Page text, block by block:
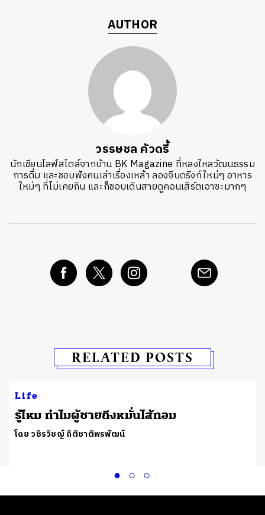
AUTHOR
วรรษชล คัวดรี้
นักเขียนไลฟ์สไตล์จากบ้าน BK Magazine ที่หลงใหลวัฒนธรรม
การดื่ม และชอบฟังคนเล่าเรื่องเหล้า ลองจิบดริงก์ใหม่ๆ อาหาร
ใหม่ๆ ที่ไม่เคยกิน และก็ชอบเดินสายดูคอนเสิร์ตเอาซะมากๆ
RELATED POSTS
Life
รู้ไหม ทำไมผู้ชายถึงหมั่นไส้ทอม
โดย วชิรวิชญ์ กิติชาติพรพัฒน์